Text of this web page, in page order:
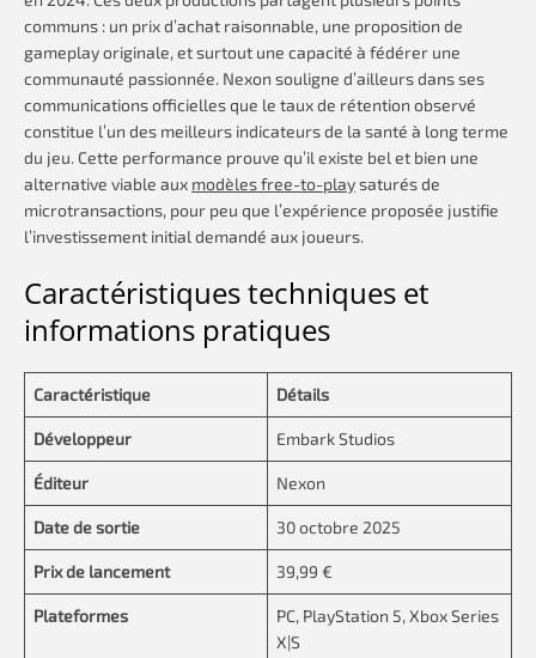
communs : un prix d’achat raisonnable, une proposition de
gameplay originale, et surtout une capacité à fédérer une
communauté passionnée. Nexon souligne d’ailleurs dans ses
communications officielles que le taux de rétention observé
constitue l’un des meilleurs indicateurs de la santé à long terme
du jeu. Cette performance prouve qu’il existe bel et bien une
alternative viable aux modèles free-to-playsaturés de
microtransactions, pour peu que l’expérience proposée justifie
l’investissement initial demandé aux joueurs.
Caractéristiques techniques et
informations pratiques
Caractéristique Détails
Développeur Embark Studios
Éditeur Nexon
Date de sortie 30 octobre 2025
Prix de lancement 39,99 €
Plateformes
PC, PlayStation 5, Xbox Series
X|S